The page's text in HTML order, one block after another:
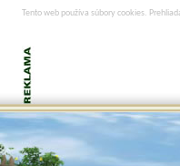
Tento web používa súbory cookies.